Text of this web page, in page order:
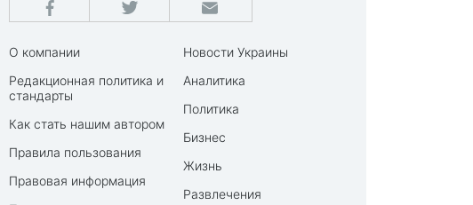
О компании
Редакционная политика и
стандарты
Как стать нашим автором
Правила пользования
Правовая информация
Новости Украины
Аналитика
Политика
Бизнес
Жизнь
Развлечения